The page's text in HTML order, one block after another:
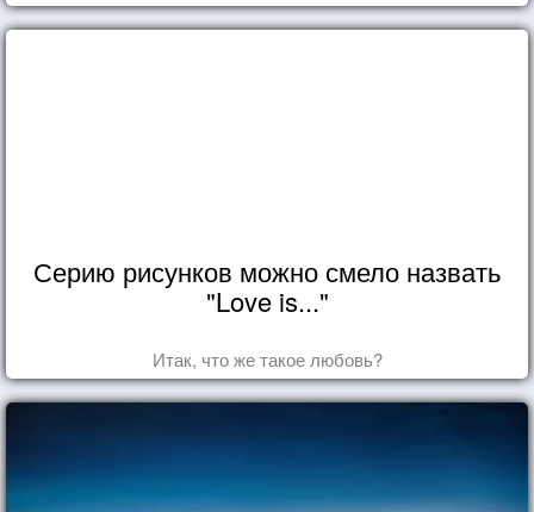
Серию рисунков можно смело назвать
"Love is..."
Итак, что же такое любовь?